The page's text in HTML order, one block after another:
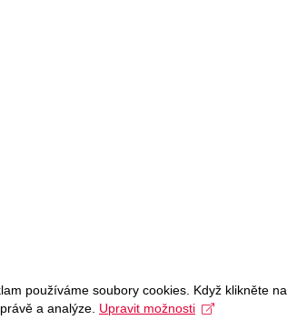
používáme soubory cookies. Když klikněte na
a analýze. Upravit možnosti